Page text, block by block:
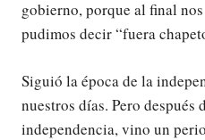
gobierno, porque al final
pudimos decir “fuera
Siguió la época de la
nuestros días. Pero
independencia, vino un